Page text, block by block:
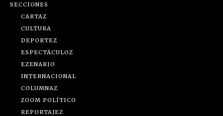
SECCIONES
CARTAZ
CULTURA
DEPORTEZ
ESPECTÁCULOZ
EZENARIO
INTERNACIONAL
COLUMNAZ
ZOOM POLÍTICO
REPORTAJEZ